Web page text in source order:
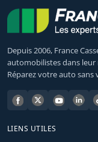
Depuis 2006, France
automobilistes dans leur
Réparez votre auto sans
LIENS UTILES